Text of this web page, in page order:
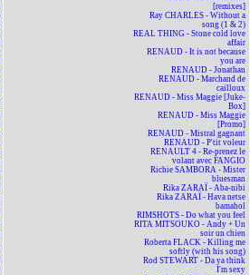
[remixes]
Ray CHARLES - Without a
song (1 & 2)
REAL THING - Stone cold love
affair
RENAUD - It is not because
you are
RENAUD - Jonathan
RENAUD - Marchand de
cailloux
RENAUD - Miss Maggie [Juke-
Box]
RENAUD - Miss Maggie
[Promo]
RENAUD - Mistral gagnant
RENAUD - P'tit voleur
RENAULT 4 - Re-prenez le
volant avec FANGIO
Richie SAMBORA - Mister
bluesman
Rika ZARAÏ - Aba-nibi
Rika ZARAÏ - Hava netse
bamahol
RIMSHOTS - Do what you feel
RITA MITSOUKO - Andy + Un
soir un chien
Roberta FLACK - Killing me
softly (with his song)
Rod STEWART - Da ya think
I'm sexy